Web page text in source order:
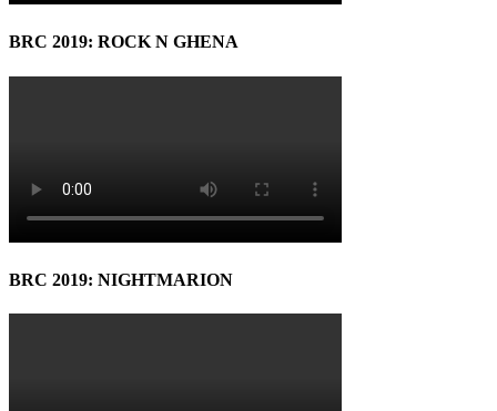
BRC 2019: ROCK N GHENA
BRC 2019: NIGHTMARION